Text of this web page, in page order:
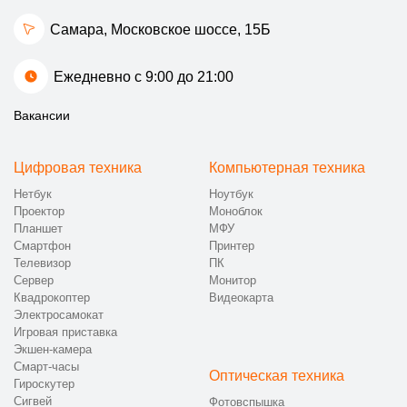
Если ваш робот-пылесос требует профессионального
Самара, Московское шоссе, 15Б
Ежедневно с 9:00 до 21:00
Вакансии
Цифровая техника
Нетбук
Проектор
Планшет
Смартфон
Телевизор
Сервер
Квадрокоптер
Электросамокат
Игровая приставка
Экшен-камера
Смарт-часы
Гироскутер
Сигвей
Компьютерная техника
Ноутбук
Моноблок
МФУ
Принтер
ПК
Монитор
Видеокарта
Оптическая техника
Фотовспышка